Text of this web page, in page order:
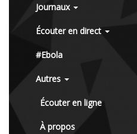
Journaux
Écouter en direct
#Ebola
Autres
Écouter en ligne
À propos